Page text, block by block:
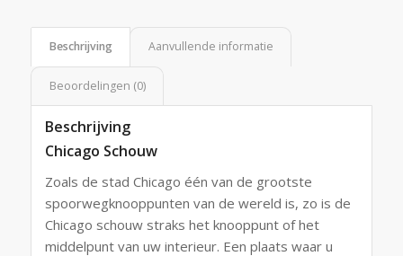
Beschrijving Aanvullende informatie
Beoordelingen (0)
Beschrijving
Chicago Schouw
Zoals de stad Chicago één van de grootste
spoorwegknooppunten van de wereld is, zo is de
Chicago schouw straks het knooppunt of het
middelpunt van uw interieur. Een plaats waar u